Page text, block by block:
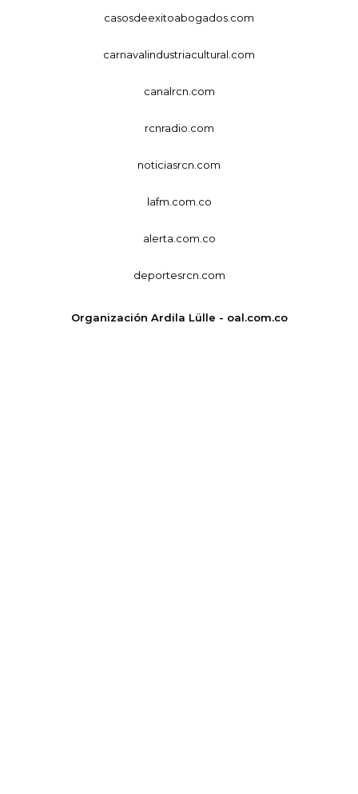
casosdeexitoabogados.com
carnavalindustriacultural.com
canalrcn.com
rcnradio.com
noticiasrcn.com
lafm.com.co
alerta.com.co
deportesrcn.com
Organización Ardila Lülle - oal.com.co